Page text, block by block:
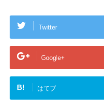
Twitter
Google+
B! はてブ